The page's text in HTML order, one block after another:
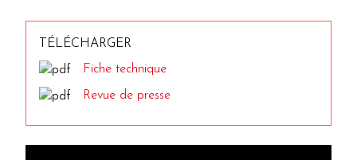
TÉLÉCHARGER
Fiche technique
Revue de presse